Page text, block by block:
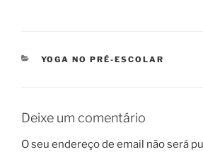
CATEGORIAS
YOGA NO PRÉ-ESCOLAR
Deixe um comentário
O seu endereço de email não será